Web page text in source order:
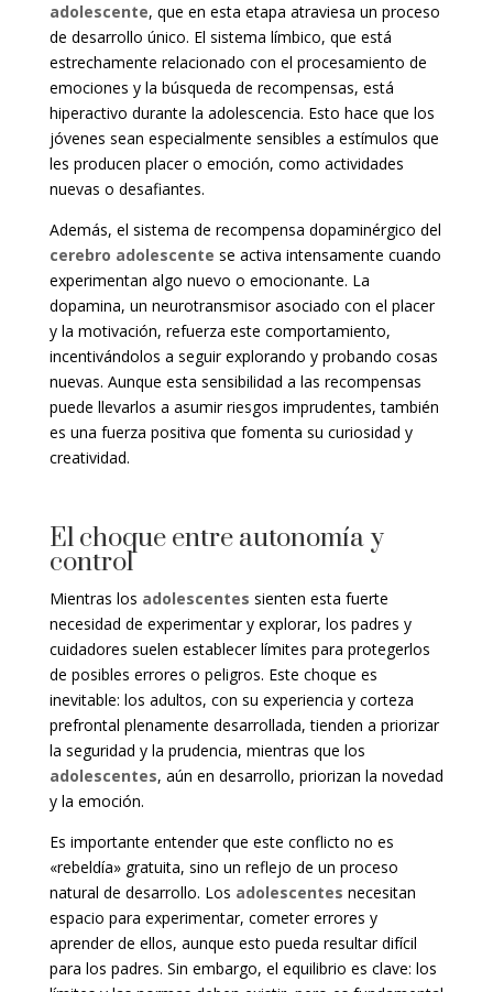
adolescente, que en esta etapa atraviesa un proceso
de desarrollo único. El sistema límbico, que está
estrechamente relacionado con el procesamiento de
emociones y la búsqueda de recompensas, está
hiperactivo durante la adolescencia. Esto hace que los
jóvenes sean especialmente sensibles a estímulos que
les producen placer o emoción, como actividades
nuevas o desafiantes.
Además, el sistema de recompensa dopaminérgico del
cerebro adolescente se activa intensamente cuando
experimentan algo nuevo o emocionante. La
dopamina, un neurotransmisor asociado con el placer
y la motivación, refuerza este comportamiento,
incentivándolos a seguir explorando y probando cosas
nuevas. Aunque esta sensibilidad a las recompensas
puede llevarlos a asumir riesgos imprudentes, también
es una fuerza positiva que fomenta su curiosidad y
creatividad.
El choque entre autonomía y
control
Mientras los adolescentes sienten esta fuerte
necesidad de experimentar y explorar, los padres y
cuidadores suelen establecer límites para protegerlos
de posibles errores o peligros. Este choque es
inevitable: los adultos, con su experiencia y corteza
prefrontal plenamente desarrollada, tienden a priorizar
la seguridad y la prudencia, mientras que los
adolescentes, aún en desarrollo, priorizan la novedad
y la emoción.
Es importante entender que este conflicto no es
«rebeldía» gratuita, sino un reflejo de un proceso
natural de desarrollo. Los adolescentes necesitan
espacio para experimentar, cometer errores y
aprender de ellos, aunque esto pueda resultar difícil
para los padres. Sin embargo, el equilibrio es clave: los